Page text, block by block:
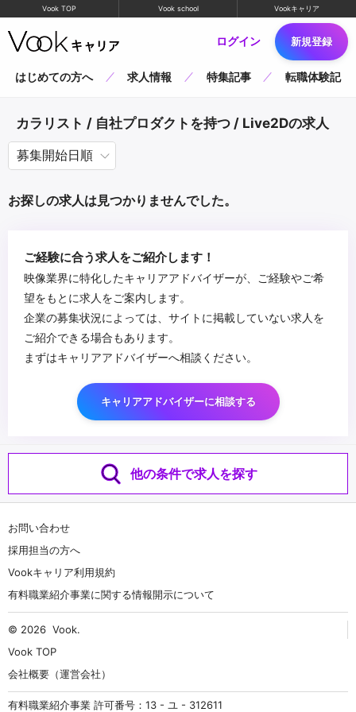
Vook TOP Vook school Vookキャリア
ログイン 新規登録
はじめての方へ 求人情報 特集記事 転職体験記
カラリスト / 自社プロダクトを持つ / Live2Dの求人
お探しの求人は見つかりませんでした。
ご経験に合う求人をご紹介します！
映像業界に特化したキャリアアドバイザーが、ご経験やご希
望をもとに求人をご案内します。
企業の募集状況によっては、サイトに掲載していない求人を
ご紹介できる場合もあります。
まずはキャリアアドバイザーへ相談ください。
キャリアアドバイザーに相談する
他の条件で求人を探す
お問い合わせ
採用担当の方へ
Vookキャリア利用規約
有料職業紹介事業に関する情報開示について
© 2026 Vook.
Vook TOP
会社概要（運営会社）
有料職業紹介事業 許可番号：13 - ユ - 312611